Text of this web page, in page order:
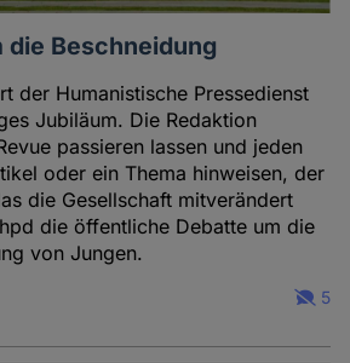
die Beschneidung
der Humanistische Pressedienst
Jubiläum. Die Redaktion
passieren lassen und jeden
oder ein Thema hinweisen, der
die Gesellschaft mitverändert
die öffentliche Debatte um die
von Jungen.
5